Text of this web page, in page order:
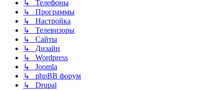
↳ Телефоны
↳ Программы
↳ Настройка
↳ Телевизоры
↳ Сайты
↳ Дизайн
↳ Wordpress
↳ Joomla
↳ phpBB форум
↳ Drupal